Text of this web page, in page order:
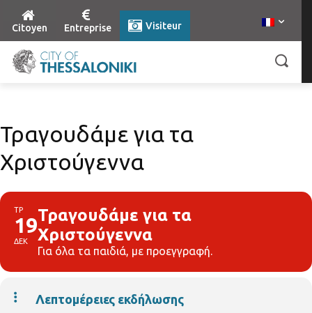
Citoyen Entreprise Visiteur
Τραγουδάμε για τα
Χριστούγεννα
ΤΡ
19
ΔΕΚ
Τραγουδάμε για τα
Χριστούγεννα
Για όλα τα παιδιά, με προεγγραφή.
Λεπτομέρειες εκδήλωσης